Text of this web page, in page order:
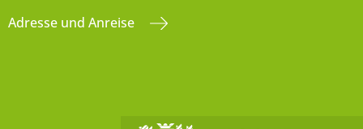
Adresse und Anreise